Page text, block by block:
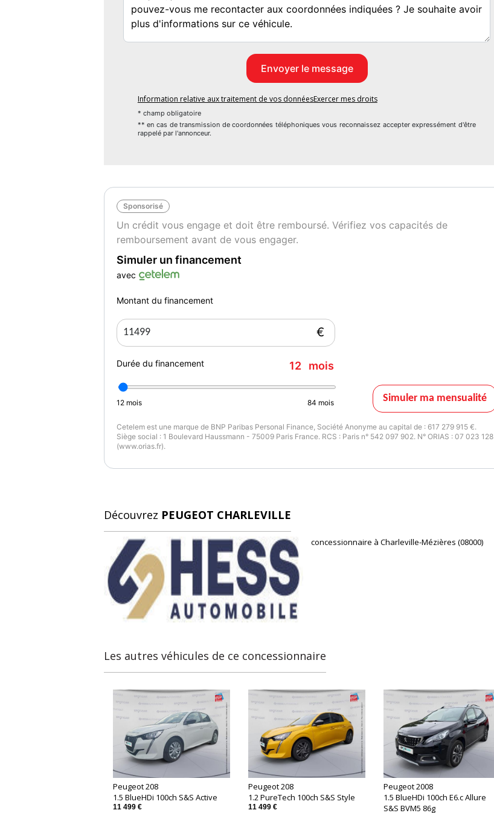
Information relative aux traitement de vos donnéesExercer mes droits
* champ obligatoire
** en cas de transmission de coordonnées téléphoniques vous reconnaissez accepter expressément d'être
rappelé par l'annonceur.
Sponsorisé
Un crédit vous engage et doit être remboursé. Vérifiez vos capacités de
remboursement avant de vous engager.
Simuler un financement
avec
Montant du financement
€
Durée du financement 12 mois
12 mois 84 mois Simuler ma mensualité
Cetelem est une marque de BNP Paribas Personal Finance, Société Anonyme au capital de : 617 279 915 €.
Siège social : 1 Boulevard Haussmann - 75009 Paris France. RCS : Paris n° 542 097 902. N° ORIAS : 07 023 128
(www.orias.fr).
Découvrez PEUGEOT CHARLEVILLE
concessionnaire à Charleville-Mézières (08000)
Les autres véhicules de ce concessionnaire
Peugeot 208
1.5 BlueHDi 100ch S&S Active
11 499 €
Peugeot 208
1.2 PureTech 100ch S&S Style
11 499 €
Peugeot 2008
1.5 BlueHDi 100ch E6.c Allure
S&S BVM5 86g